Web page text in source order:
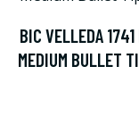
BIC VELLEDA
MEDIUM BULLET